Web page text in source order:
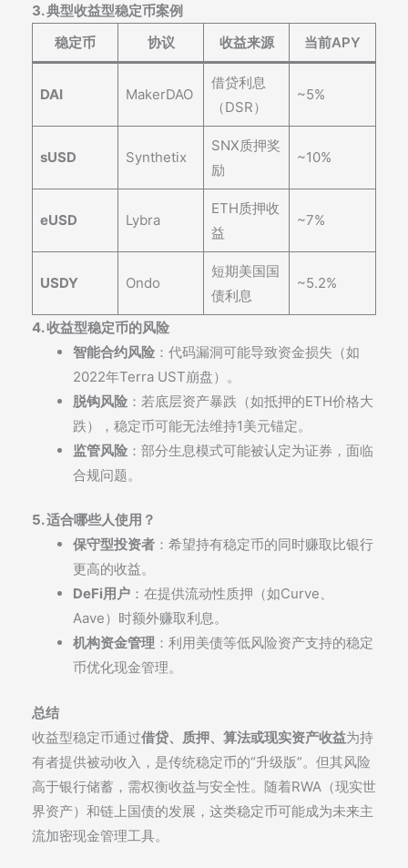
3. 典型收益型稳定币案例
稳定币
协议 收益来源 当前APY
DAI MakerDAO
借贷利息
（DSR）
~5%
sUSD Synthetix
SNX质押奖
励
~10%
eUSD Lybra
ETH质押收
益
~7%
USDY Ondo
短期美国国
债利息
~5.2%
4. 收益型稳定币的风险
智能合约风险 ：代码漏洞可能导致资金损失（如
2022年Terra UST崩盘）。
脱钩风险 ：若底层资产暴跌（如抵押的ETH价格大
跌），稳定币可能无法维持1美元锚定。
监管风险 ：部分生息模式可能被认定为证券，面临
合规问题。
5. 适合哪些人使用？
保守型投资者 ：希望持有稳定币的同时赚取比银行
更高的收益。
DeFi用户 ：在提供流动性质押（如Curve、
Aave）时额外赚取利息。
机构资金管理 ：利用美债等低风险资产支持的稳定
币优化现金管理。
总结
收益型稳定币通过借贷、质押、算法或现实资产收益为持
有者提供被动收入，是传统稳定币的“升级版”。但其风险
高于银行储蓄，需权衡收益与安全性。随着RWA（现实世
界资产）和链上国债的发展，这类稳定币可能成为未来主
流加密现金管理工具。